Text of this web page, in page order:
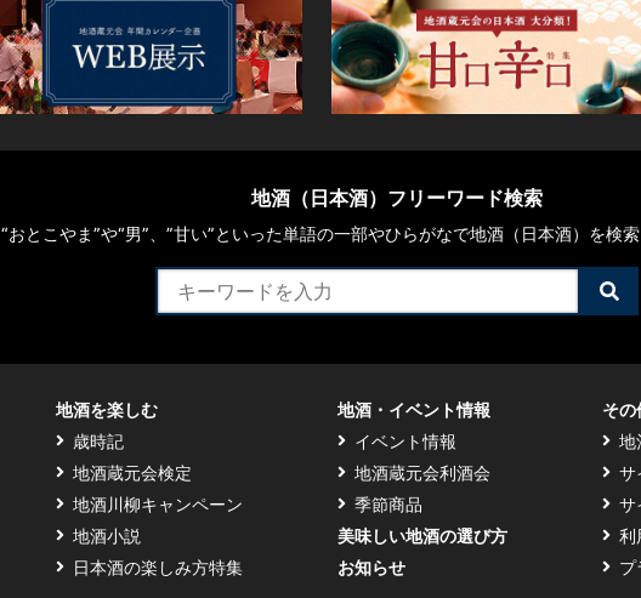
地酒（日本酒）フリーワード検索
“おとこやま”や“男”、”甘い”といった単語の一部やひらがなで地酒（日本酒）を検索
検
索
地酒を楽しむ
歳時記
地酒蔵元会検定
地酒川柳キャンペーン
地酒小説
日本酒の楽しみ方特集
地酒・イベント情報
イベント情報
地酒蔵元会利酒会
季節商品
美味しい地酒の選び方
お知らせ
その
地
サ
サ
利
プ